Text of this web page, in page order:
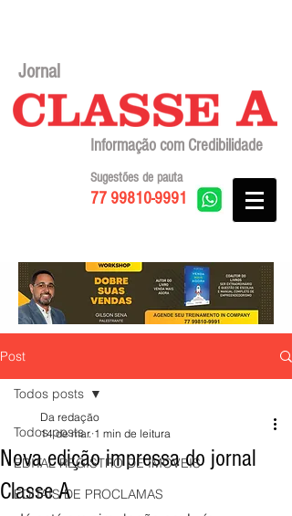
Jornal
Informação com Credibilidade
77 99810-9991
Sugestões de pauta
Post
Todos posts
EDITAL REGISTRO DE IMÓVEIS
EDITAIS DE PROCLAMAS
Todos posts
Nova edição impressa do jornal
Classe A
Da redação
14 de mar. 1 min de leitura